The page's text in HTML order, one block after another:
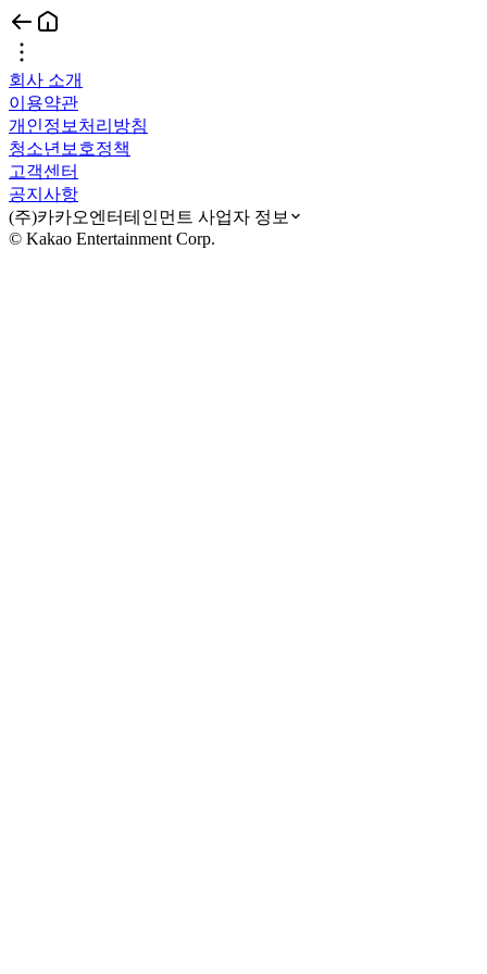
회사 소개
이용약관
개인정보처리방침
청소년보호정책
고객센터
공지사항
(주)카카오엔터테인먼트 사업자 정보
© Kakao Entertainment Corp.